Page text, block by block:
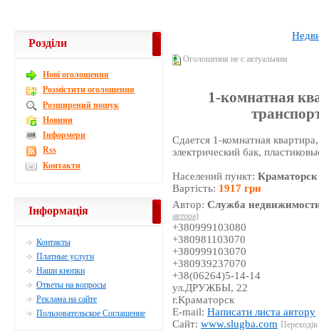
Оголошення не є актуальним
1-комнатная
Сдается 1-комнатная
электрический бак,
Населений пункт:Краматорск
Вартість: 1917 грн
Автор:Служба
автора)
+380999103080
+380981103070
+380999103070
+380939237070
+38(06264)5-14-14
ул.ДРУЖБЫ, 22
г.Краматорск
E-mail:Написати листа автору
Сайт:www.slugba.com
Розділи
Новi оголошення
Розмістити оголошення
Розширений пошук
Новини
Інформери
Rss
Контакти
Інформація
Контакты
Платные услуги
Наши кнопки
Ответы на вопросы
Реклама на сайте
Пользовательское Соглашение